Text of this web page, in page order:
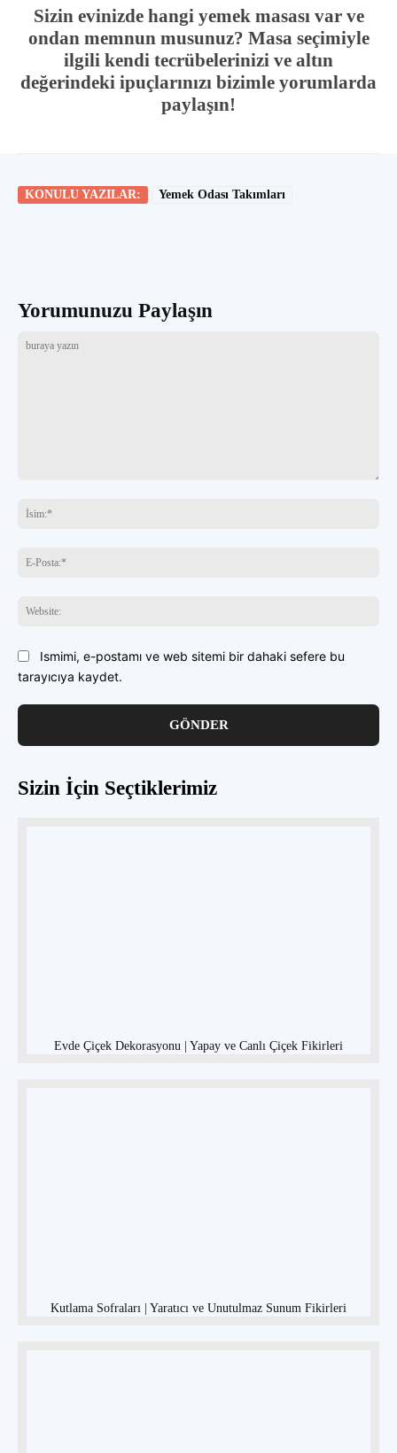
Sizin evinizde hangi yemek masası var ve
ondan memnun musunuz? Masa seçimiyle
ilgili kendi tecrübelerinizi ve altın
değerindeki ipuçlarınızı bizimle yorumlarda
paylaşın!
KONULU YAZILAR: Yemek Odası Takımları
Yorumunuzu Paylaşın
yazın
Ismimi, e-postamı ve web sitemi bir dahaki sefere bu
tarayıcıya kaydet.
Sizin İçin Seçtiklerimiz
Evde Çiçek Dekorasyonu | Yapay ve Canlı Çiçek Fikirleri
Kutlama Sofraları | Yaratıcı ve Unutulmaz Sunum Fikirleri